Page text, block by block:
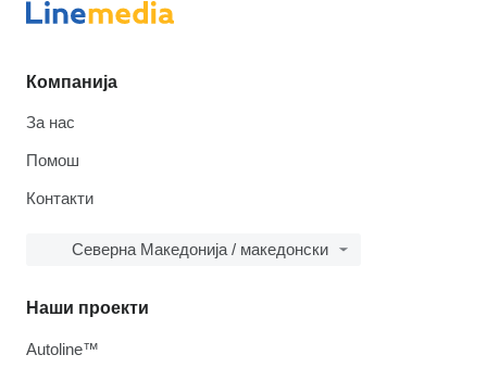
Компанија
За нас
Помош
Контакти
Северна Македонија / македонски
Наши проекти
Autoline™